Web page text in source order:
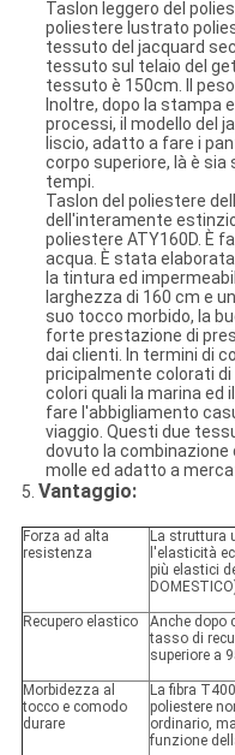
Taslon leggero del
poliestere lustrato
tessuto del jacquard
tessuto sul telaio del
tessuto è 150cm. Il
Inoltre, dopo la stampa
processi, il modello del
liscio, adatto a fare i
corpo superiore, là è sia
tempi.
Taslon del poliestere
dell'interamente
poliestere ATY160D. È
acqua. È stata
la tintura ed
larghezza di 160 cm e
suo tocco morbido, la
forte prestazione di
dai clienti. In termini di
pricipalmente colorati di
colori quali la marina
fare l'abbigliamento
viaggio. Questi due
dovuto la
molle ed adatto a
5. Vantaggio:
Forza ad alta
resistenza
La struttura
l'elasticità
più elastici
Recupero elastico
Anche dopo
tasso di
superiore a
Morbidezza al
tocco e comodo
durare
La fibra
poliestere
ordinario,
funzione